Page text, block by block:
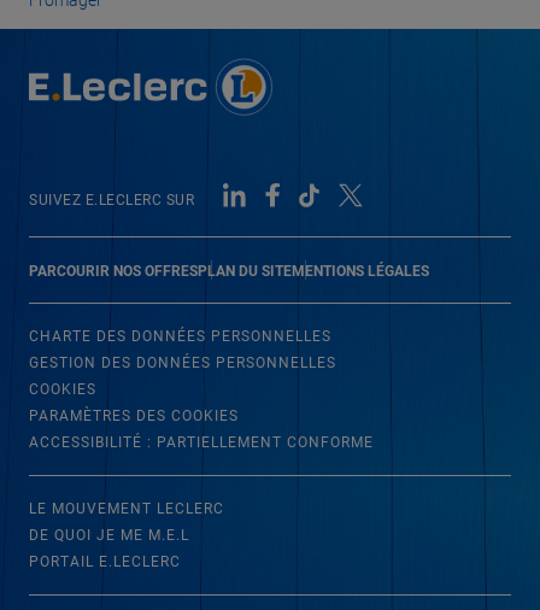
PARCOURIR NOS OFFRESPLAN DU SITEMENTIONS LÉGALES
SUIVEZ E.LECLERC SUR
CHARTE DES DONNÉES PERSONNELLES
GESTION DES DONNÉES PERSONNELLES
COOKIES
PARAMÈTRES DES COOKIES
ACCESSIBILITÉ : PARTIELLEMENT CONFORME
LE MOUVEMENT LECLERC
DE QUOI JE ME M.E.L
PORTAIL E.LECLERC